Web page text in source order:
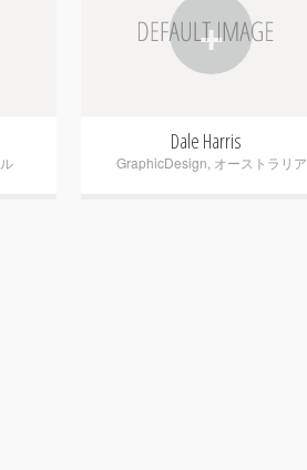
+
Dale Harris
GraphicDesign オーストラリア